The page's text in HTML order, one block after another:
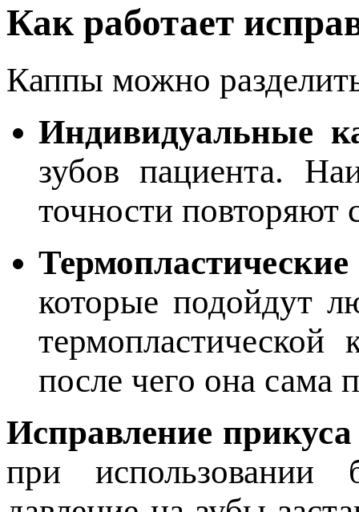
Как работает
Каппы можно
Индивидуальные
зубов пациента.
точности повторяют
которые подойдут
после чего она сама
Исправление
при использовании